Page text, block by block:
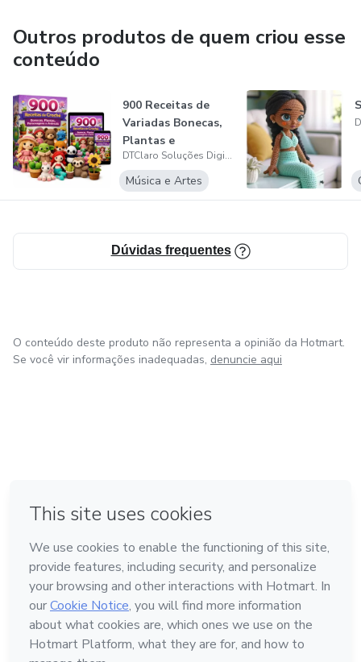
criar peças sofisticadas, delicadas e extremamente
valorizadas no mercado artesanal
Outros produtos de quem criou esse
conteúdo
900 Receitas de
Variadas Bonecas,
Plantas e
Personagens
DTClaro Soluções Digitais Ltda
Música e Artes
Dúvidas frequentes
O conteúdo deste produto não representa a opinião da Hotmart.
Se você vir informações inadequadas, denuncie aqui
Feito com ❤ em Amsterdam
Conheça a Hotmart
Idioma